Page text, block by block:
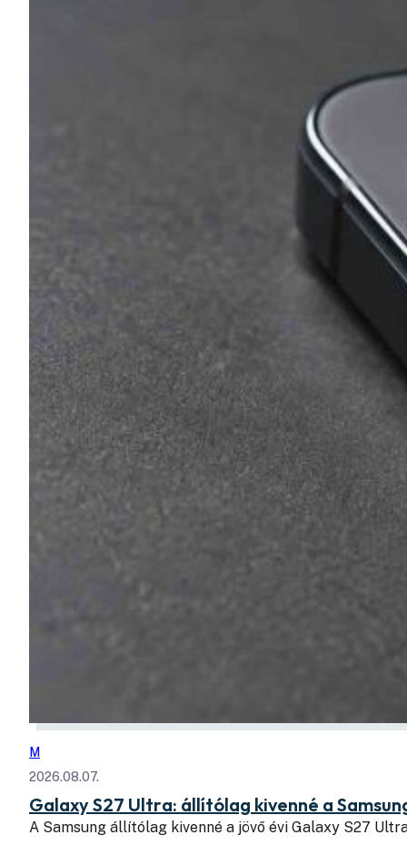
M
2026.08.07.
Galaxy S27 Ultra: állítólag kivenné a
A Samsung állítólag kivenné a jövő évi Galaxy S27